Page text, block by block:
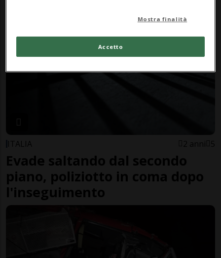
ITALIA 2 anni 5
Evade saltando dal secondo
piano, poliziotto in coma dopo
l'inseguimento
Mostra finalità
Accetto